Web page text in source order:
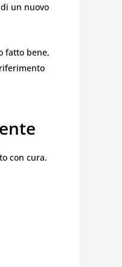
un nuovo
fatto bene,
con cura.